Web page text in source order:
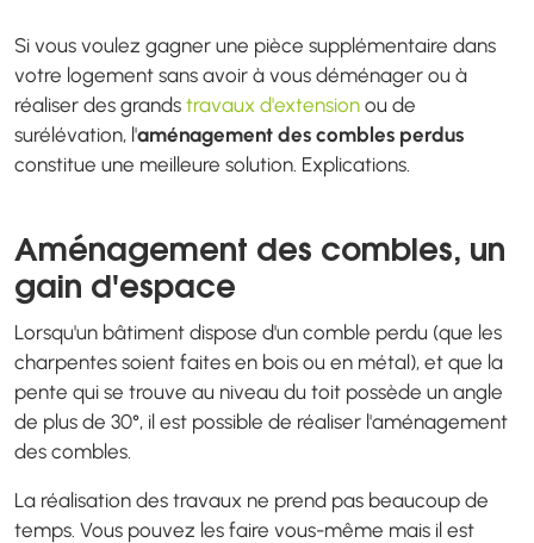
Si vous voulez gagner une pièce supplémentaire dans
votre logement sans avoir à vous déménager ou à
réaliser des grands travaux d'extension ou de
surélévation, l'aménagement des combles perdus
constitue une meilleure solution. Explications.
Aménagement des combles, un
gain d'espace
Lorsqu'un bâtiment dispose d'un comble perdu (que les
charpentes soient faites en bois ou en métal), et que la
pente qui se trouve au niveau du toit possède un angle
de plus de 30°, il est possible de réaliser l'aménagement
des combles.
La réalisation des travaux ne prend pas beaucoup de
temps. Vous pouvez les faire vous-même mais il est